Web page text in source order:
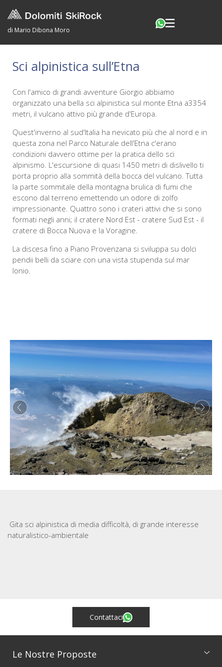
di Mario Dibona Moro
Sci alpinistica sull’Etna
Con l'amico di grandi avventure Giorgio abbiamo
organizzato una bella sci alpinistica sul monte Etna a3354
metri, il vulcano attivo più grande d'Europa.
Quest'inverno al sud'Italia ha nevicato più che al nord e in
questa zona nel Parco Naturale dell'Etna c'erano
condizioni davvero ottime per la pratica dello sci
alpinismo. L'escursione di quasi 1450 metri di dislivello ti
porta proprio alla sommità della bocca del vulcano. Tutta
la parte sommitale della montagna brulica di fumi che
escono dal terreno emettendo un odore di zolfo
impressionante. Quattro sono i crateri attivi che si sono
formati negli anni; il cratere Nord Est - cratere Sud Est - il
cratere di Bocca Nuova e la Voragine.
La discesa fino a Piano Provenzana si sviluppa su dolci
pendii belli da sciare con una vista stupenda sul mar
Ionio.
Gita sci alpinistica di media difficoltà, di grande interesse
naturalistico-ambientale
Contattaci
Le Nostre Proposte